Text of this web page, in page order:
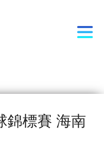
錦標賽 海南